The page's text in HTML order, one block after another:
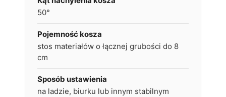
50°
Pojemność kosza
stos materiałów o łącznej grubości do 8
cm
Sposób ustawienia
na ladzie, biurku lub innym stabilnym